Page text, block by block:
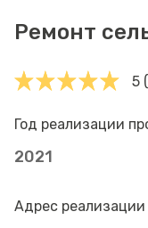
Ремонт
5
Год реализации
2021
Адрес реализации